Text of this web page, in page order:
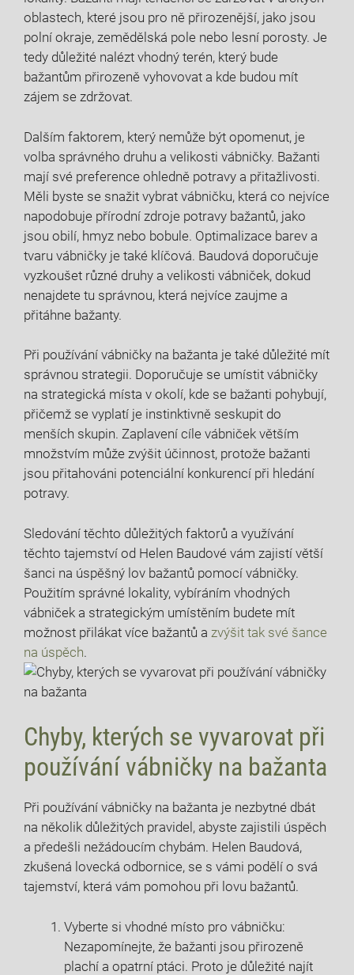
oblastech, které jsou pro ně přirozenější, jako jsou‍
polní okraje, zemědělská pole nebo lesní porosty. Je
tedy důležité nalézt vhodný ‍terén, který bude
bažantům přirozeně vyhovovat⁣ a kde⁢ budou mít
zájem se ‌zdržovat.
Dalším faktorem, který nemůže být opomenut, je
volba správného druhu ‌a velikosti‌ vábničky. ⁣Bažanti
mají své preference ohledně ‌potravy a přitažlivosti.
Měli byste ‍se snažit vybrat vábničku, která co⁤ nejvíce
⁢napodobuje‍ přírodní‍ zdroje potravy bažantů, ‌jako
jsou obilí, hmyz‌ nebo bobule. Optimalizace⁢ barev⁤ a
tvaru vábničky je ⁣také klíčová. Baudová doporučuje
vyzkoušet různé druhy a velikosti vábniček, dokud
nenajdete‌ tu správnou, která nejvíce zaujme a
přitáhne bažanty.
Při používání vábničky na bažanta je také důležité mít
správnou strategii. Doporučuje se umístit vábničky
na⁤ strategická místa v okolí, kde ‌se bažanti pohybují,⁣
přičemž se vyplatí je instinktivně seskupit do
menších skupin. Zaplavení cíle vábniček větším
množstvím ‍může zvýšit účinnost, protože bažanti
‍jsou​ přitahováni potenciální konkurencí při hledání
potravy.
Sledování těchto důležitých faktorů a ⁤využívání⁣
těchto ​tajemství ⁢od Helen‍ Baudové ⁣vám zajistí větší
šanci na úspěšný lov bažantů pomocí vábničky.
Použitím správné lokality, vybíráním vhodných⁢
vábniček a strategickým umístěním budete mít‌
možnost přilákat více bažantů a zvýšit tak ‍své ‌šance
na úspěch.
Chyby, kterých se vyvarovat při
používání vábničky na bažanta
Při používání vábničky na bažanta je nezbytné dbát
na několik ‍důležitých pravidel, abyste zajistili úspěch
a předešli nežádoucím chybám.‌ Helen Baudová,
zkušená lovecká odbornice, se s vámi podělí ‍o svá⁤
tajemství, která vám pomohou při lovu bažantů.
Vyberte si vhodné místo pro vábničku:
Nezapomínejte, že bažanti jsou přirozeně
plachí a ‌opatrní ptáci. Proto⁣ je důležité najít